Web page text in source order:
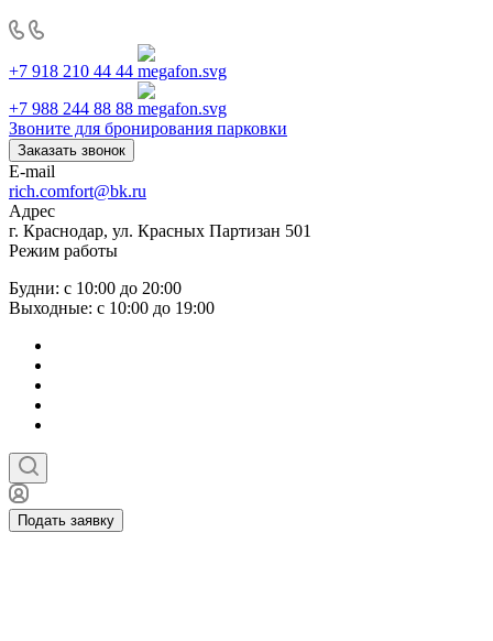
+7 918 210 44 44
+7 988 244 88 88
Звоните для бронирования парковки
Заказать звонок
E-mail
rich.comfort@bk.ru
Адрес
г. Краснодар, ул. Красных Партизан 501
Режим работы
Будни: с 10:00 до 20:00
Выходные: с 10:00 до 19:00
Подать заявку